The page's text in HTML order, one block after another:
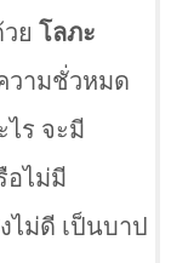
ย โลภะ
วามชั่วหมด
ร จะมี
อไม่มี
ไม่ดี เป็นบาป